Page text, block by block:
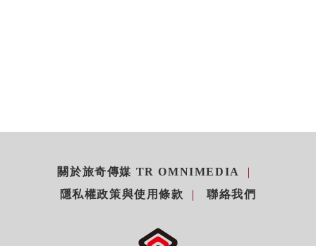
關於旅奇傳媒 TR OMNIMEDIA
隱私權政策與使用條款
聯絡我們